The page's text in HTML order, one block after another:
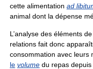
cette alimentation ad
animal dont la dépense
L’analyse des éléments
relations fait donc
consommation avec leurs
le volume du repas depuis